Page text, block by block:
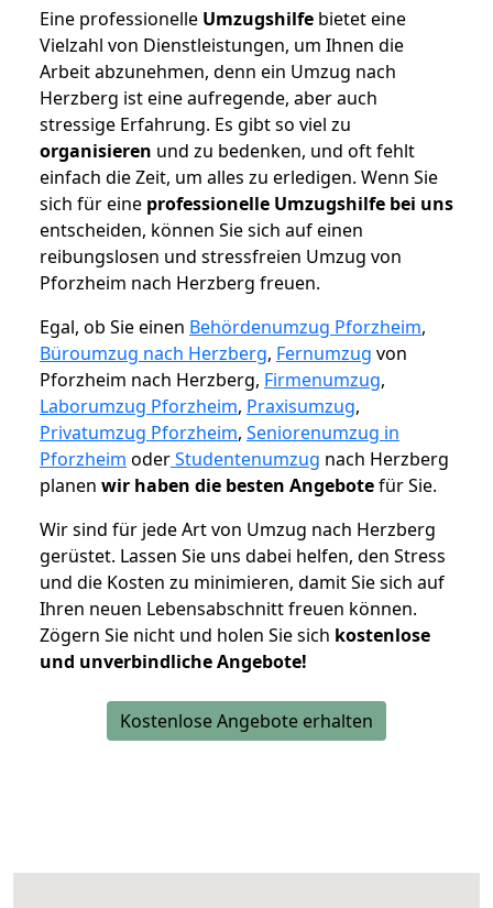
Eine professionelle Umzugshilfe bietet eine
Vielzahl von Dienstleistungen, um Ihnen die
Arbeit abzunehmen, denn ein Umzug nach
Herzberg ist eine aufregende, aber auch
stressige Erfahrung. Es gibt so viel zu
organisieren und zu bedenken, und oft fehlt
einfach die Zeit, um alles zu erledigen. Wenn Sie
sich für eine professionelle Umzugshilfe bei uns
entscheiden, können Sie sich auf einen
reibungslosen und stressfreien Umzug von
Pforzheim nach Herzberg freuen.
Egal, ob Sie einen Behördenumzug Pforzheim,
Büroumzug nach Herzberg, Fernumzug von
Pforzheim nach Herzberg, Firmenumzug,
Laborumzug Pforzheim, Praxisumzug,
Privatumzug Pforzheim, Seniorenumzug in
Pforzheim oderStudentenumzug nach Herzberg
planen wir haben die besten Angebotefür Sie.
Wir sind für jede Art von Umzug nach Herzberg
gerüstet. Lassen Sie uns dabei helfen, den Stress
und die Kosten zu minimieren, damit Sie sich auf
Ihren neuen Lebensabschnitt freuen können.
Zögern Sie nicht und holen Sie sich kostenlose
und unverbindliche Angebote!
Kostenlose Angebote erhalten